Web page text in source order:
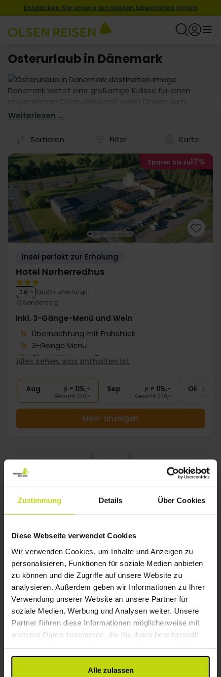
Zustimmung Details Über Cookies
Diese Webseite verwendet Cookies
Wir verwenden Cookies, um Inhalte und Anzeigen zu
personalisieren, Funktionen für soziale Medien anbieten
zu können und die Zugriffe auf unsere Website zu
analysieren. Außerdem geben wir Informationen zu Ihrer
Verwendung unserer Website an unsere Partner für
soziale Medien, Werbung und Analysen weiter. Unsere
Partner führen diese Informationen möglicherweise mit
weiteren Daten zusammen, die Sie ihnen bereitgestellt
gesammelt haben.
Alle zulassen
Entdecken Sie unsere am besten bewerteten Hotels
Osterurlaub in Dänemark
Dänemark bietet eine großartige Kulisse für einen
angenehmen Osterurlaub mit vielen Dingen zum
Entdecken und Erkunden. Viele unserer Hotelangebote
Osterurlaub in Dänemark.
Weiterlesen ...
Sortieren Filter Karte
Sparen bis zu17%
Insel perfekt zur Erholung
Hotel Nørherredhus
3.9/ 5 Gut 364 Bewertungen
Sønderborg
Inkl. 3-Gänge-Menü und Wein
1x Übernachtung mit Frühstück
1x 3-Gänge Menü
2x Gläser Wein zum Essen
∞ Gratis Parken
Alles sehen, was enthalten ist
Aug p. P.115,-
Gesamt 230,-
Sep p. P.115,-
Gesamt 230,-
Okt
Mehr anzeigen
FAQ
Welche Hotels in Osterurlaub in Dänemark
Die meisten Hotelangebote von Risskov in Osterurlaub in
Dänemark beinhalten Halbpension, also Frühstück und
Abendessen. Nutzen Sie den Filter „Verpflegungsoptionen“,
um Hotels mit inkludierten Mahlzeiten zu finden.
Wie ist die lokale Küche in Osterurlaub in
Dänemark und wo kann man sie probieren?
Ja. Bei Risskov finden Sie Angebote in Osterurlaub in
Dänemark, bei denen Frühstück, Abendessen und teilweise
auch Mittagessen enthalten sind. Filtern Sie nach
„Verpflegungsoptionen“, um die besten Angebote zu finden.
Muss ich beim Hotelaufenthalt in Osterurlaub
in Dänemark eine Stadt- oder
Touristensteuer zahlen?